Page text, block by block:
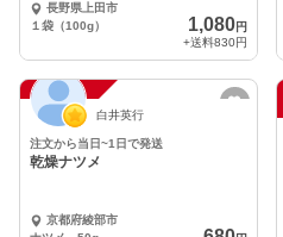
長野県上田市
１袋（100g）
1,080円
+送料830円
注
文
受
付
停
止
中 白井英行
注文から当日~1日で発送
乾燥ナツメ
京都府綾部市